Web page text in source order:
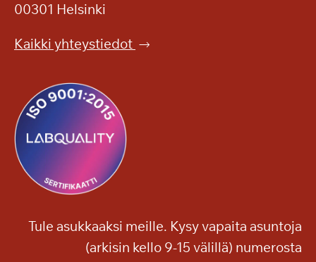
00301 Helsinki
Kaikki yhteystiedot
Tule asukkaaksi meille. Kysy vapaita asuntoja
(arkisin kello 9-15 välillä) numerosta